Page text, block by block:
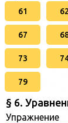
61 62
67
73
79
§ 6.
Упражнение